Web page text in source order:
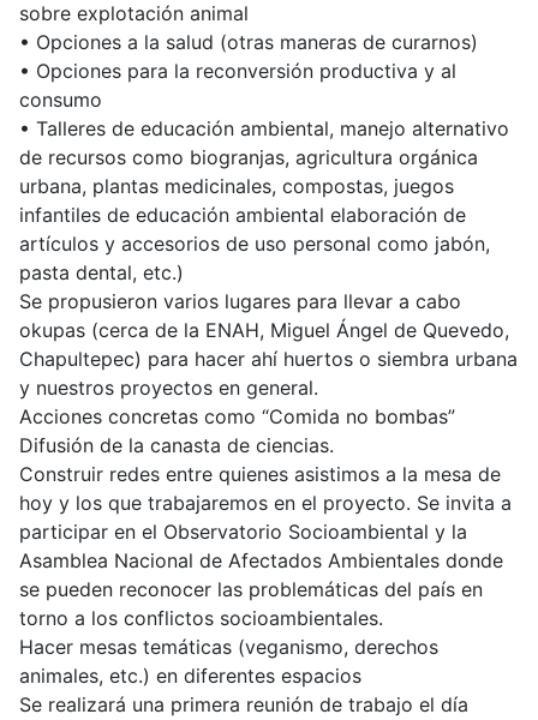
sobre explotación animal
• Opciones a la salud (otras maneras de curarnos)
• Opciones para la reconversión productiva y al
consumo
• Talleres de educación ambiental, manejo alternativo
de recursos como biogranjas, agricultura orgánica
urbana, plantas medicinales, compostas, juegos
infantiles de educación ambiental elaboración de
artículos y accesorios de uso personal como jabón,
pasta dental, etc.)
Se propusieron varios lugares para llevar a cabo
okupas (cerca de la ENAH, Miguel Ángel de Quevedo,
Chapultepec) para hacer ahí huertos o siembra urbana
y nuestros proyectos en general.
Acciones concretas como “Comida no bombas”
Difusión de la canasta de ciencias.
Construir redes entre quienes asistimos a la mesa de
hoy y los que trabajaremos en el proyecto. Se invita a
participar en el Observatorio Socioambiental y la
Asamblea Nacional de Afectados Ambientales donde
se pueden reconocer las problemáticas del país en
torno a los conflictos socioambientales.
Hacer mesas temáticas (veganismo, derechos
animales, etc.) en diferentes espacios
Se realizará una primera reunión de trabajo el día